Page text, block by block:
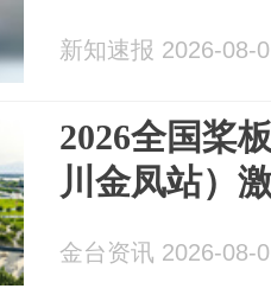
新知速报 2026-08-
2026全国桨
川金凤站）
金台资讯 2026-08-